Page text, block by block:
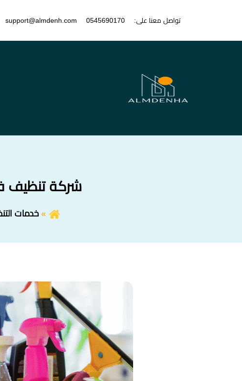
تواصل معنا على: 0545690170
support@almdenh.com
شركة تنظيف في جميرا |
خدمات